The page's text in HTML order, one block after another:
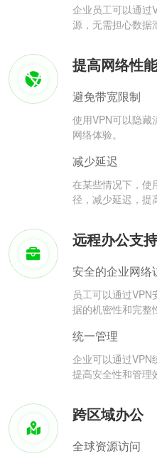
企业员工可以通过
源，无需担心数据
提高网络性能
避免带宽限制
使用VPN可以隐藏
网络体验。
减少延迟
在某些情况下，使
径，减少延迟，提
远程办公支持
安全的企业网络
员工可以通过
据的机密性和完整
统一管理
企业可以通过VPN
提高安全性和管理
跨区域办公
全球资源访问